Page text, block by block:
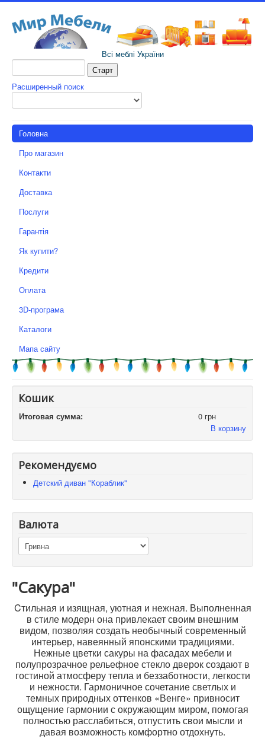
Всі меблі України
Расширенный поиск
Головна
Про магазин
Контакти
Доставка
Послуги
Гарантія
Як купити?
Кредити
Оплата
3D-програма
Каталоги
Мапа сайту
Кошик
Итоговая сумма:
0 грн
В корзину
Рекомендуємо
Детский диван "Кораблик"
Валюта
"Сакура"
Cтильная и изящная, уютная и нежная. Выполненная
в стиле модерн она привлекает своим внешним
видом, позволяя создать необычный современный
интерьер, навеянный японскими традициями.
Нежные цветки сакуры на фасадах мебели и
полупрозрачное рельефное стекло дверок создают в
гостиной атмосферу тепла и беззаботности, легкости
и нежности. Гармоничное сочетание светлых и
темных природных оттенков «Венге» привносит
ощущение гармонии с окружающим миром, помогая
полностью расслабиться, отпустить свои мысли и
давая возможность комфортно отдохнуть.